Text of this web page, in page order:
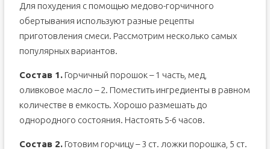
Для похудения с помощью медово-горчичного
обертывания используют разные рецепты
приготовления смеси. Рассмотрим несколько самых
популярных вариантов.
Состав 1.Горчичный порошок – 1 часть, мед,
оливковое масло – 2. Поместить ингредиенты в равном
количестве в емкость. Хорошо размешать до
однородного состояния. Настоять 5-6 часов.
Состав 2.Готовим горчицу – 3 ст. ложки порошка, 5 ст.